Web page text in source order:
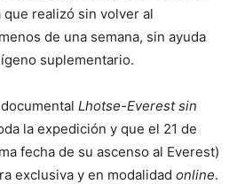
que realizó sin volver al
de una semana, sin ayuda
suplementario.
Lhotse-Everest sin
la expedición y que el 21 de
fecha de su ascenso al Everest)
exclusiva y en modalidad online.